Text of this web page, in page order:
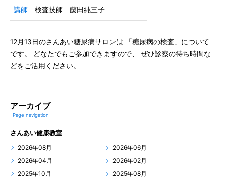
講師 検査技師 藤田純三子
12月13日のさんあい糖尿病サロンは 「糖尿病の検査」について
です。 どなたでもご参加できますので、 ぜひ診察の待ち時間な
どをご活用ください。
アーカイブ
Page navigation
さんあい健康教室
2026年08月
2026年06月
2026年04月
2026年02月
2025年10月
2025年08月